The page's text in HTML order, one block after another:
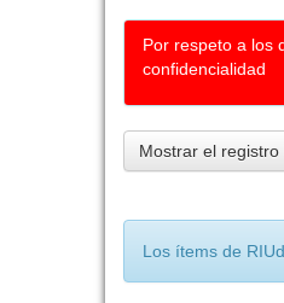
Por respeto a los
confidencialidad
Mostrar el
Los ítems de